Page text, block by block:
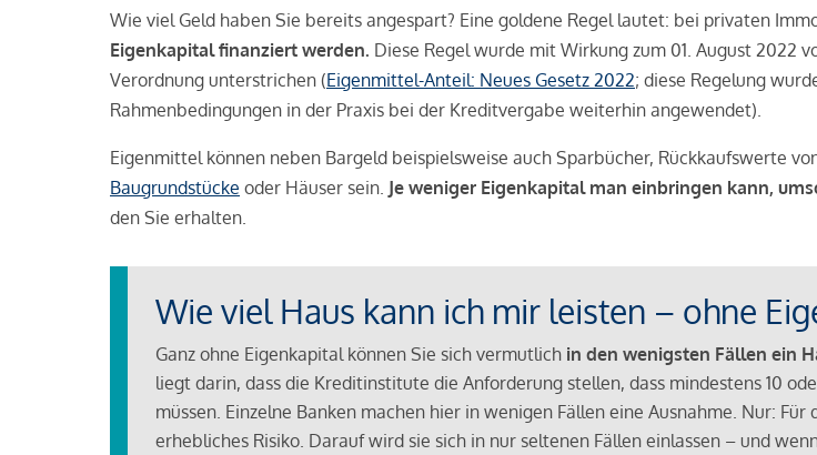
Wie viel Geld haben Sie bereits angespart? Eine goldene Regel lautet: bei privaten
Eigenkapital finanziert werden. Diese Regel wurde mit Wirkung zum 01. August 2022
Verordnung unterstrichen (Eigenmittel-Anteil: Neues Gesetz 2022; diese Regelung
Rahmenbedingungen in der Praxis bei der Kreditvergabe weiterhin angewendet).
Eigenmittel können neben Bargeld beispielsweise auch Sparbücher, Rückkaufswerte
Baugrundstücke oder Häuser sein. Je weniger Eigenkapital man einbringen kann,
den Sie erhalten.
Wie viel Haus kann ich mir leisten – ohne
Ganz ohne Eigenkapital können Sie sich vermutlich in den wenigsten Fällen ein
liegt darin, dass die Kreditinstitute die Anforderung stellen, dass mindestens 10
müssen. Einzelne Banken machen hier in wenigen Fällen eine Ausnahme. Nur:
erhebliches Risiko. Darauf wird sie sich in nur seltenen Fällen einlassen – und